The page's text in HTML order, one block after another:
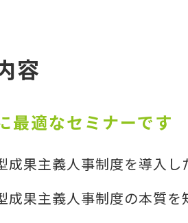
容
最適なセミナーです
成果主義人事制度を導入
成果主義人事制度の本質を